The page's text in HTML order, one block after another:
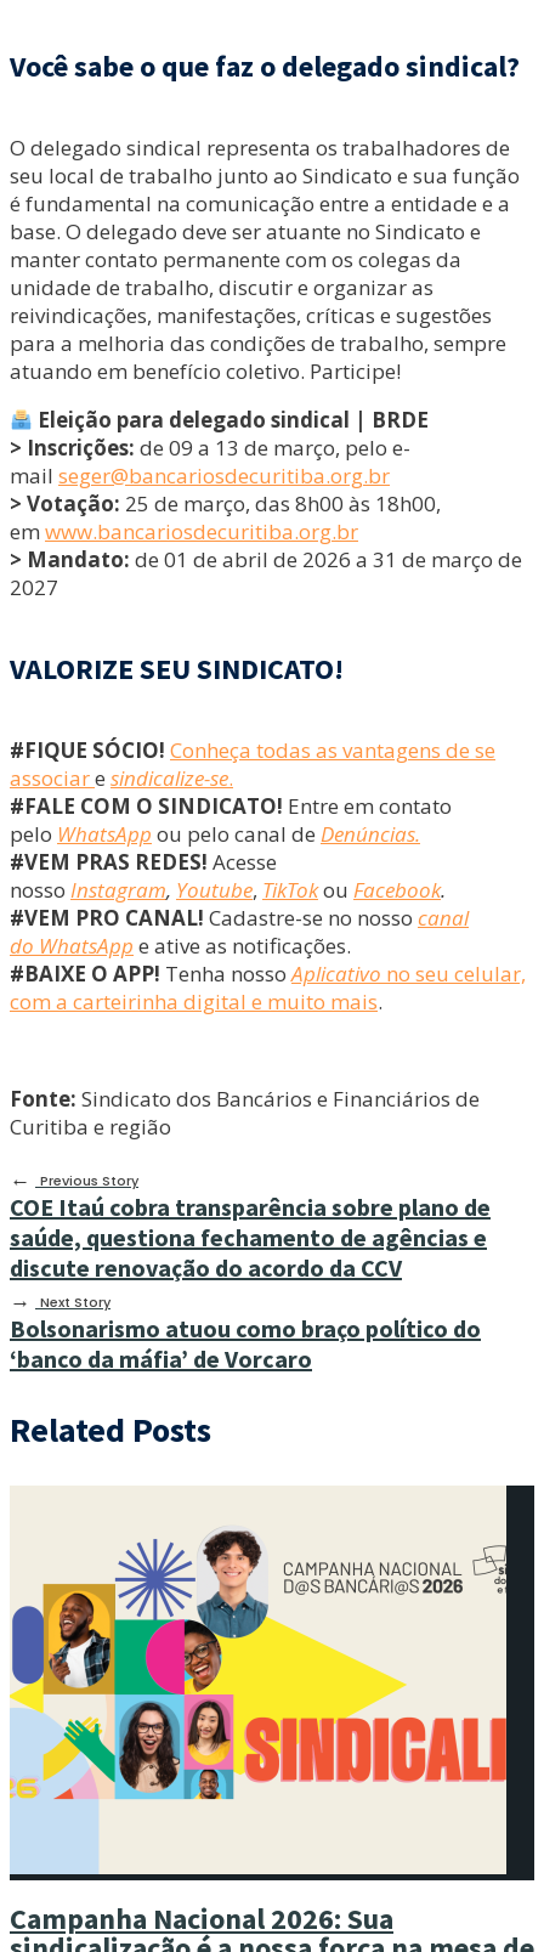
Você sabe o que faz o delegado sindical?
O delegado sindical representa os trabalhadores de
seu local de trabalho junto ao Sindicato e sua função
é fundamental na comunicação entre a entidade e a
base. O delegado deve ser atuante no Sindicato e
manter contato permanente com os colegas da
unidade de trabalho, discutir e organizar as
reivindicações, manifestações, críticas e sugestões
para a melhoria das condições de trabalho, sempre
atuando em benefício coletivo. Participe!
Eleição para delegado sindical | BRDE
> Inscrições: de 09 a 13 de março, pelo e-
mail seger@bancariosdecuritiba.org.br
> Votação: 25 de março, das 8h00 às 18h00,
em www.bancariosdecuritiba.org.br
> Mandato: de 01 de abril de 2026 a 31 de março de
2027
VALORIZE SEU SINDICATO!
#FIQUE SÓCIO! Conheça todas as vantagens de se
associare sindicalize-se.
#FALE COM O SINDICATO! Entre em contato
pelo WhatsApp ou pelo canal de Denúncias.
#VEM PRAS REDES! Acesse
nosso Instagram, Youtube, TikTokou Facebook.
#VEM PRO CANAL! Cadastre-se no nosso canal
do WhatsApp e ative as notificações.
#BAIXE O APP! Tenha nossoAplicativo no seu celular,
com a carteirinha digital e muito mais.
Fonte: Sindicato dos Bancários e Financiários de
Curitiba e região
←
Previous Story
COE Itaú cobra transparência sobre plano de
saúde, questiona fechamento de agências e
discute renovação do acordo da CCV
→ Next Story
Bolsonarismo atuou como braço político do
‘banco da máfia’ de Vorcaro
Related Posts
Campanha Nacional 2026: Sua